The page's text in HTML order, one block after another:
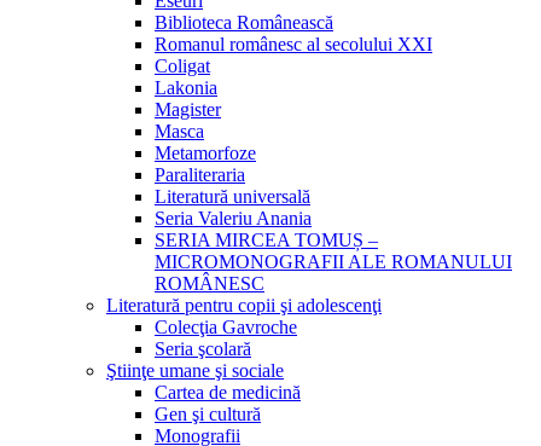
Biblioteca Românească
Romanul românesc al secolului XXI
Coligat
Lakonia
Magister
Masca
Metamorfoze
Paraliteraria
Literatură universală
Seria Valeriu Anania
SERIA MIRCEA TOMUȘ –
MICROMONOGRAFII ALE ROMANULUI
ROMÂNESC
Literatură pentru copii şi adolescenţi
Colecţia Gavroche
Seria şcolară
Ştiinţe umane şi sociale
Cartea de medicină
Gen şi cultură
Monografii